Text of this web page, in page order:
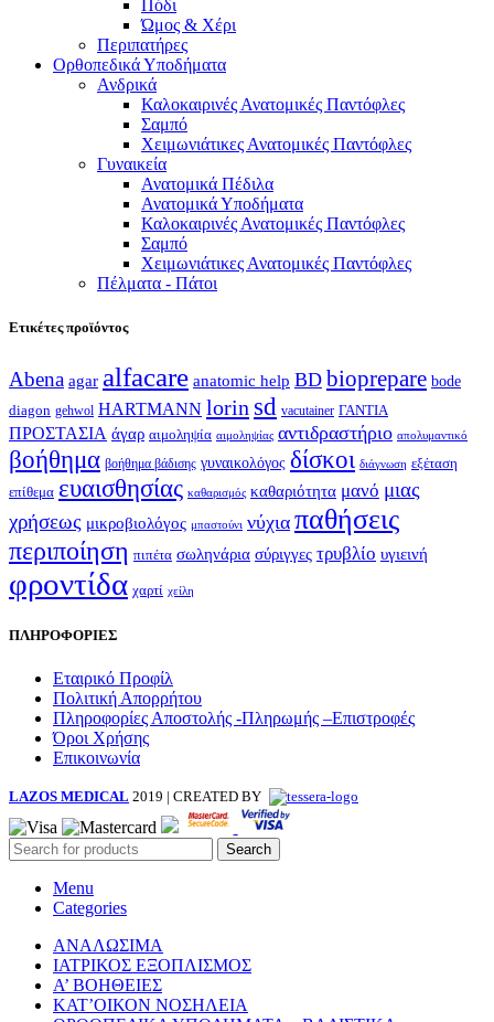
Πόδι
Ώμος & Χέρι
Περιπατήρες
Ορθοπεδικά Υποδήματα
Ανδρικά
Καλοκαιρινές Ανατομικές Παντόφλες
Σαμπό
Χειμωνιάτικες Ανατομικές Παντόφλες
Γυναικεία
Ανατομικά Πέδιλα
Ανατομικά Υποδήματα
Καλοκαιρινές Ανατομικές Παντόφλες
Σαμπό
Χειμωνιάτικες Ανατομικές Παντόφλες
Πέλματα - Πάτοι
Ετικέτες προϊόντος
Abena agar alfacare anatomic help BD bioprepare bode
diagon gehwol HARTMANN lorin sd vacutainer ΓΑΝΤΙΑ
ΠΡΟΣΤΑΣΙΑ άγαρ αιμοληψία αιμοληψίας αντιδραστήριο απολυμαντικό
βοήθημα βοήθημα βάδισης γυναικολόγος δίσκοι διάγνωση εξέταση
επίθεμα ευαισθησίας καθαρισμός καθαριότητα μανό μιας
χρήσεως μικροβιολόγος μπαστούνι νύχια παθήσεις
περιποίηση πιπέτα σωληνάρια σύριγγες τρυβλίο υγιεινή
φροντίδα χαρτί χείλη
ΠΛΗΡΟΦΟΡΙΕΣ
Εταιρικό Προφίλ
Πολιτική Απορρήτου
Πληροφορίες Αποστολής -Πληρωμής –Επιστροφές
Όροι Χρήσης
Επικοινωνία
LAZOS MEDICAL 2019 | CREATED BY
Search
Menu
Categories
ΑΝΑΛΩΣΙΜΑ
ΙΑΤΡΙΚΟΣ ΕΞΟΠΛΙΣΜΟΣ
Α’ ΒΟΗΘΕΙΕΣ
ΚΑΤ’ΟΙΚΟΝ ΝΟΣΗΛΕΙΑ